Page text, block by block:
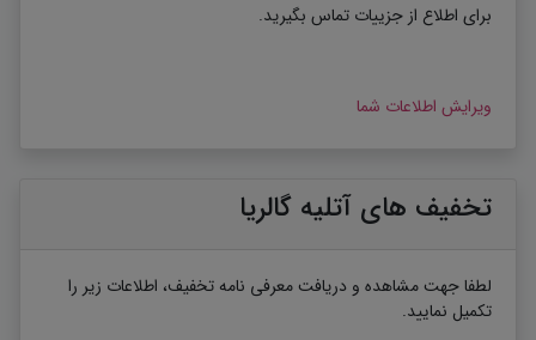
برای اطلاع از جزییات تماس بگیرید.
ویرایش اطلاعات شما
تخفیف های آتلیه گالریا
لطفا جهت مشاهده و دریافت معرفی نامه تخفیف، اطلاعات زیر را
تکمیل نمایید.